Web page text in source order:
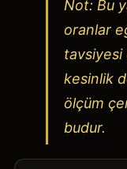
Not: Bu
oranlar
tavsiyesi
kesinlik
ölçüm
budur.